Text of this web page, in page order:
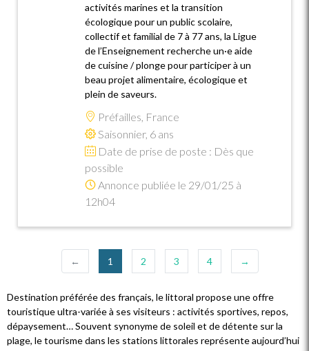
activités marines et la transition
écologique pour un public scolaire,
collectif et familial de 7 à 77 ans, la Ligue
de l’Enseignement recherche un·e aide
de cuisine / plonge pour participer à un
beau projet alimentaire, écologique et
plein de saveurs.
Préfailles, France
Saisonnier, 6 ans
Date de prise de poste : Dès que
possible
Annonce publiée le 29/01/25 à
12h04
← 1 (current)
2 3 4 →
Destination préférée des français, le littoral propose une offre
touristique ultra-variée à ses visiteurs : activités sportives, repos,
dépaysement… Souvent synonyme de soleil et de détente sur la
plage, le tourisme dans les stations littorales représente aujourd’hui